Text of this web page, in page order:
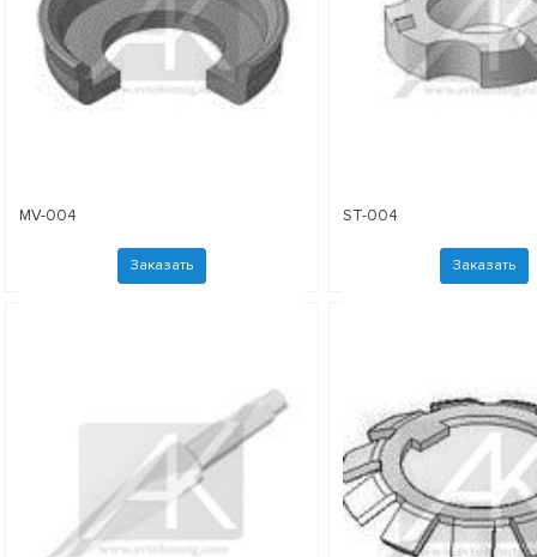
MV-004
Заказать
ST-004
Заказать